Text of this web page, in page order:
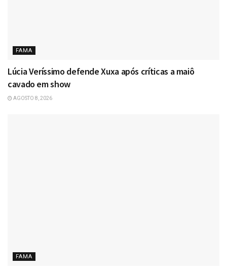
FAMA
Lúcia Veríssimo defende Xuxa após críticas a maiô
cavado em show
AGOSTO 8, 2026
FAMA